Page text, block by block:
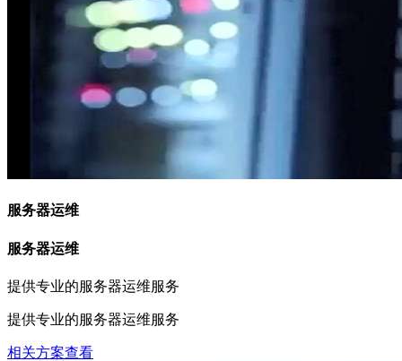
服务器运维
服务器运维
提供专业的服务器运维服务
提供专业的服务器运维服务
相关方案查看